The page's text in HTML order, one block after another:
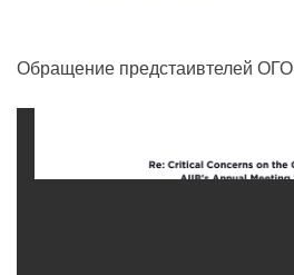
Обращение предстаивтелей ОГО